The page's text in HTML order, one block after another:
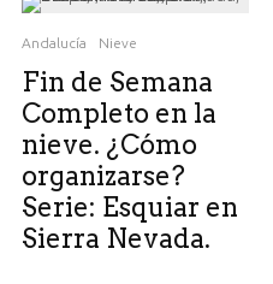
Andalucía Nieve
Fin de Semana
Completo en la
nieve. ¿Cómo
organizarse?
Serie: Esquiar en
Sierra Nevada.